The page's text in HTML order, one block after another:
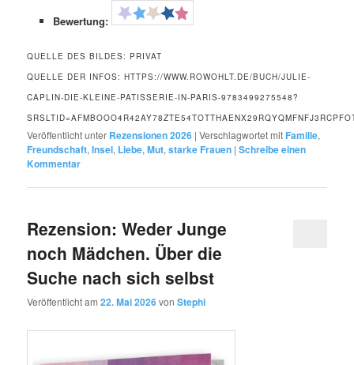
Bewertung:
QUELLE DES BILDES: PRIVAT
QUELLE DER INFOS: HTTPS://WWW.ROWOHLT.DE/BUCH/JULIE-
CAPLIN-DIE-KLEINE-PATISSERIE-IN-PARIS-9783499275548?
Veröffentlicht unter Rezensionen 2026 |Verschlagwortet mit Familie,
Freundschaft,Insel, Liebe,Mut,starke Frauen |Schreibe einen
Kommentar
Rezension: Weder Junge
noch Mädchen. Über die
Suche nach sich selbst
Veröffentlicht am22. Mai 2026vonStephi